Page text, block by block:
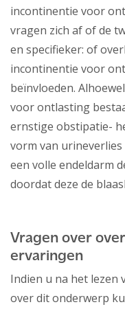
incontinentie voor
vragen zich af of de
en specifieker: of
incontinentie voor
beïnvloeden.
voor ontlasting
ernstige obstipatie-
vorm van
een volle endeldarm
doordat deze de
Vragen over
ervaringen
Indien u na het lezen
over dit onderwerp